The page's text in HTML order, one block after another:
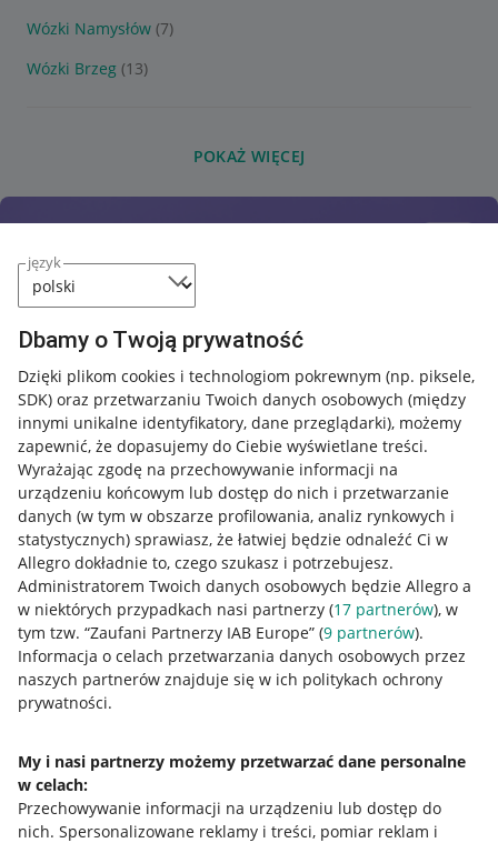
język
Dbamy o Twoją prywatność
Dzięki plikom cookies i technologiom pokrewnym (np. piksele,
SDK) oraz przetwarzaniu Twoich danych osobowych (między
innymi unikalne identyfikatory, dane przeglądarki), możemy
zapewnić, że dopasujemy do Ciebie wyświetlane treści.
Wyrażając zgodę na przechowywanie informacji na
urządzeniu końcowym lub dostęp do nich i przetwarzanie
danych (w tym w obszarze profilowania, analiz rynkowych i
statystycznych) sprawiasz, że łatwiej będzie odnaleźć Ci w
Allegro dokładnie to, czego szukasz i potrzebujesz.
Administratorem Twoich danych osobowych będzie Allegro a
w niektórych przypadkach nasi partnerzy (17 partnerów), w
tym tzw. “Zaufani Partnerzy IAB Europe” (9 partnerów).
Informacja o celach przetwarzania danych osobowych przez
naszych partnerów znajduje się w ich politykach ochrony
prywatności.
My i nasi partnerzy możemy przetwarzać dane personalne
w celach:
Przechowywanie informacji na urządzeniu lub dostęp do
nich. Spersonalizowane reklamy i treści, pomiar reklam i
Wózki Namysłów (7)
Wózki Brzeg (13)
POKAŻ WIĘCEJ
Przydatne informacje
Jak to działa
Allegro Gadane dla sprzedających
Allegro Gadane dla kupujących